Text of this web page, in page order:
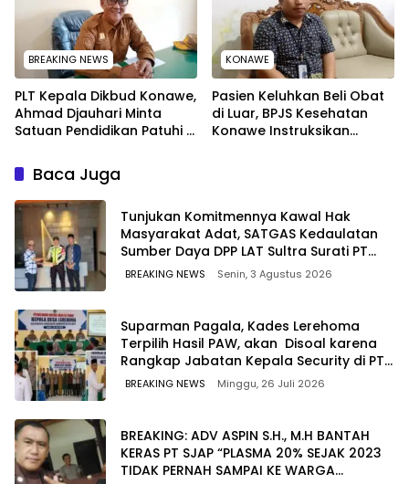
BREAKING NEWS
PLT Kepala Dikbud Konawe,
Ahmad Djauhari Minta
Satuan Pendidikan Patuhi 7
KONAWE
Pasien Keluhkan Beli Obat
di Luar, BPJS Kesehatan
Konawe Instruksikan
Baca Juga
Tunjukan Komitmennya Kawal Hak
Masyarakat Adat, SATGAS Kedaulatan
Sumber Daya DPP LAT Sultra Surati PT
SCM Routa
BREAKING NEWS Senin, 3 Agustus 2026
Suparman Pagala, Kades Lerehoma
Terpilih Hasil PAW, akan Disoal karena
Rangkap Jabatan Kepala Security di PT
TPM
BREAKING NEWS Minggu, 26 Juli 2026
BREAKING: ADV ASPIN S.H., M.H BANTAH
KERAS PT SJAP “PLASMA 20% SEJAK 2023
TIDAK PERNAH SAMPAI KE WARGA